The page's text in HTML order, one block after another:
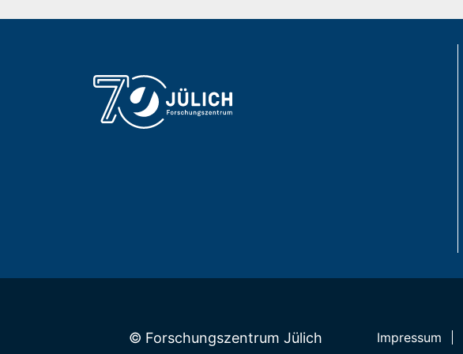
© Forschungszentrum Jülich Impressum